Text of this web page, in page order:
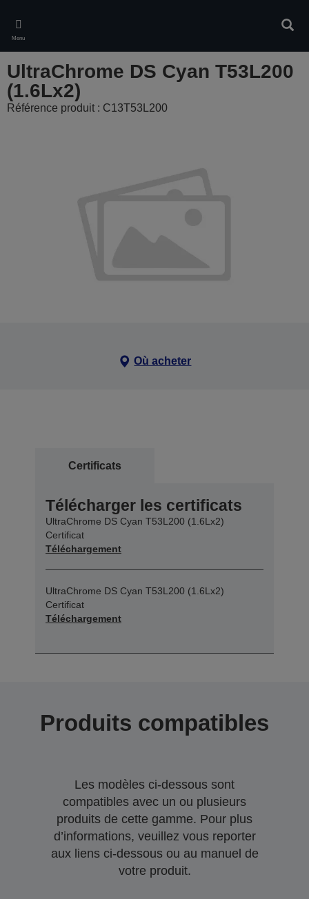
main
content
Menu
UltraChrome DS Cyan T53L200
(1.6Lx2)
Référence produit : C13T53L200
Où acheter
Certificats
Télécharger les certificats
UltraChrome DS Cyan T53L200 (1.6Lx2)
Certificat
Téléchargement
UltraChrome DS Cyan T53L200 (1.6Lx2)
Certificat
Téléchargement
Produits compatibles
Les modèles ci-dessous sont
compatibles avec un ou plusieurs
produits de cette gamme. Pour plus
d’informations, veuillez vous reporter
aux liens ci-dessous ou au manuel de
votre produit.